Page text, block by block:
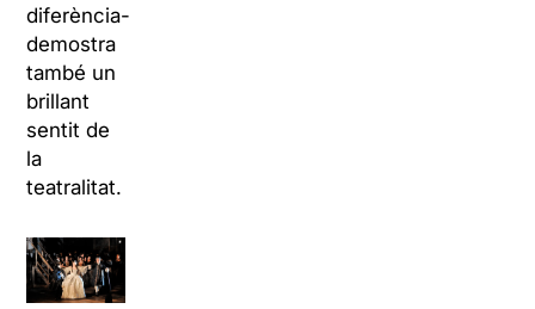
diferència-
demostra
també un
brillant
sentit de
la
teatralitat.